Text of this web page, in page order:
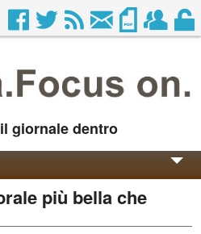
giornale dentro
più bella che